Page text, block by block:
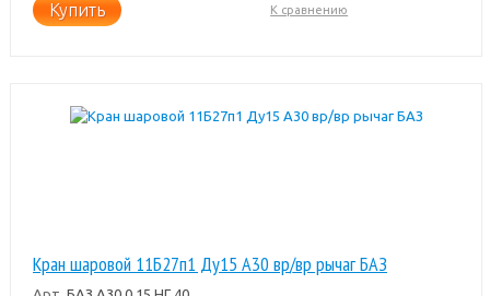
Купить К сравнению
Кран шаровой 11Б27п1 Ду15 А30 вр/вр рычаг БАЗ